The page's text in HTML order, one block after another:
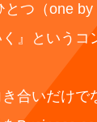
つ（one
』という
合いだけで